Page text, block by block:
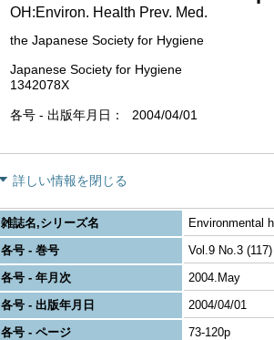
OH:Environ. Health Prev. Med.
the Japanese Society for Hygiene
Japanese Society for Hygiene
1342078X
各号 - 出版年月日 2004/04/01
詳しい情報を閉じる
雑誌名,シリーズ名
Environmental
各号 - 巻号
Vol.9 No.3 (117)
各号 - 年月次
2004.May
各号 - 出版年月日
2004/04/01
各号 - ページ
73-120p